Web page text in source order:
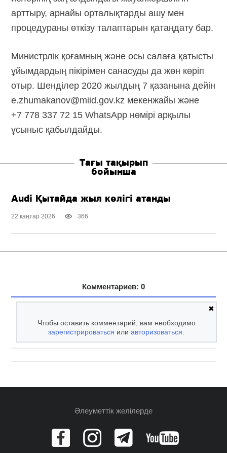
арттыру, арнайы орталықтарды ашу мен
процедураны өткізу талаптарын қатаңдату бар.
Министрлік қоғамның және осы салаға қатысты
ұйымдардың пікірімен санасуды да жөн көріп
отыр. Шенділер 2020 жылдың 7 қазанына дейін
e.zhumakanov@miid.gov.kz мекенжайы және
+7 778 337 72 15 WhatsApp нөмірі арқылы
ұсыныс қабылдайды.
Тағы тақырып
бойынша
Audi Қытайда жыл көлігі атанды
22 қаңтар 2026 366
Комментариев: 0
✖
Чтобы оставить комментарий, вам необходимо
зарегистрироваться илиавторизоваться.
Әлеуметтік желілерде